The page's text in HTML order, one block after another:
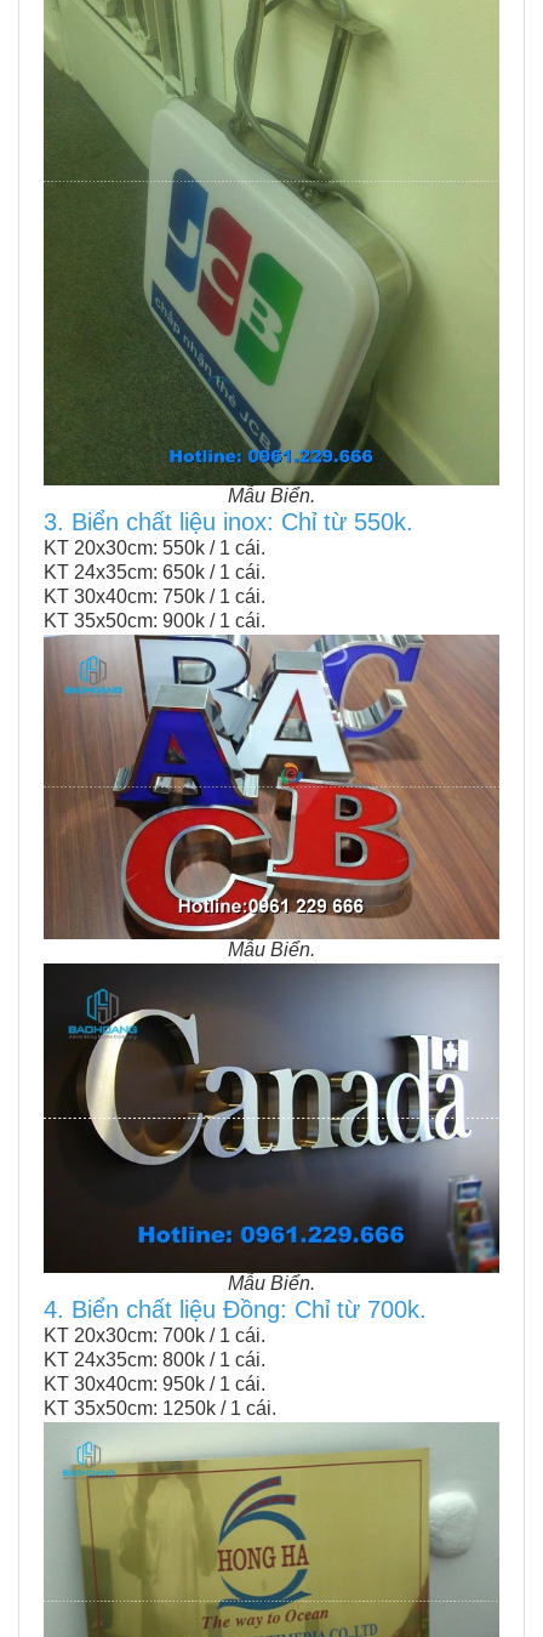
Mẫu Biển.
3. Biển chất liệu inox: Chỉ từ 550k.
KT 20x30cm: 550k / 1 cái.
KT 24x35cm: 650k / 1 cái.
KT 30x40cm: 750k / 1 cái.
KT 35x50cm: 900k / 1 cái.
Mẫu Biển.
Mẫu Biển.
4. Biển chất liệu Đồng: Chỉ từ 700k.
KT 20x30cm: 700k / 1 cái.
KT 24x35cm: 800k / 1 cái.
KT 30x40cm: 950k / 1 cái.
KT 35x50cm: 1250k / 1 cái.